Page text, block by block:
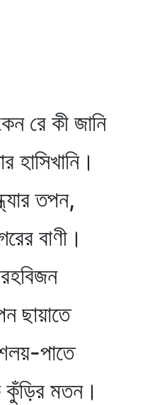
রে কী জানি
হাসিখানি।
তপন,
বাণী।
ছায়াতে
পাতে
কুঁড়ির মতন।